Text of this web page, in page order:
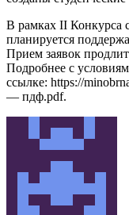
В рамках II Конкурса
планируется
Прием заявок
Подробнее с
ссылке: https://
— пдф.pdf.